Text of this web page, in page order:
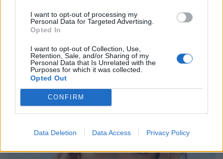
I want to opt-out of processing my
Personal Data for Targeted Advertising.
Opted In
I want to opt-out of Collection, Use,
Retention, Sale, and/or Sharing of my
Personal Data that Is Unrelated with the
Purposes for which it was collected.
Opted Out
CONFIRM
Data Deletion Data Access Privacy Policy